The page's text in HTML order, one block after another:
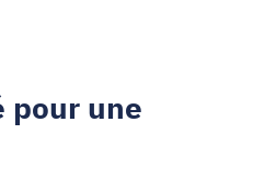
pour une